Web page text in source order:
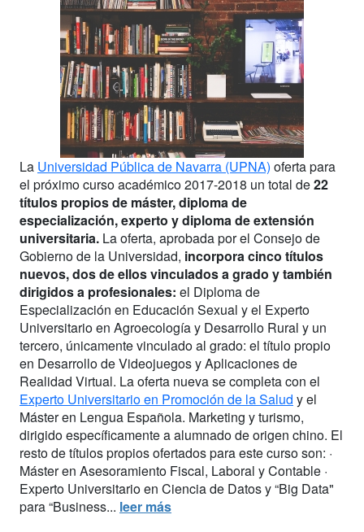
La Universidad Pública de Navarra (UPNA) oferta para
el próximo curso académico 2017-2018 un total de22
títulos propios de máster, diploma de
especialización, experto y diploma de extensión
universitaria. La oferta, aprobada por el Consejo de
Gobierno de la Universidad, incorpora cinco títulos
nuevos, dos de ellos vinculados a grado y también
dirigidos a profesionales: el Diploma de
Especialización en Educación Sexual y el Experto
Universitario en Agroecología y Desarrollo Rural y un
tercero, únicamente vinculado al grado: el título propio
en Desarrollo de Videojuegos y Aplicaciones de
Realidad Virtual. La oferta nueva se completa con el
Experto Universitario en Promoción de la Salud y el
Máster en Lengua Española. Marketing y turismo,
dirigido específicamente a alumnado de origen chino. El
resto de títulos propios ofertados para este curso son: ·
Máster en Asesoramiento Fiscal, Laboral y Contable ·
Experto Universitario en Ciencia de Datos y “Big Data"
para “Business... leer más